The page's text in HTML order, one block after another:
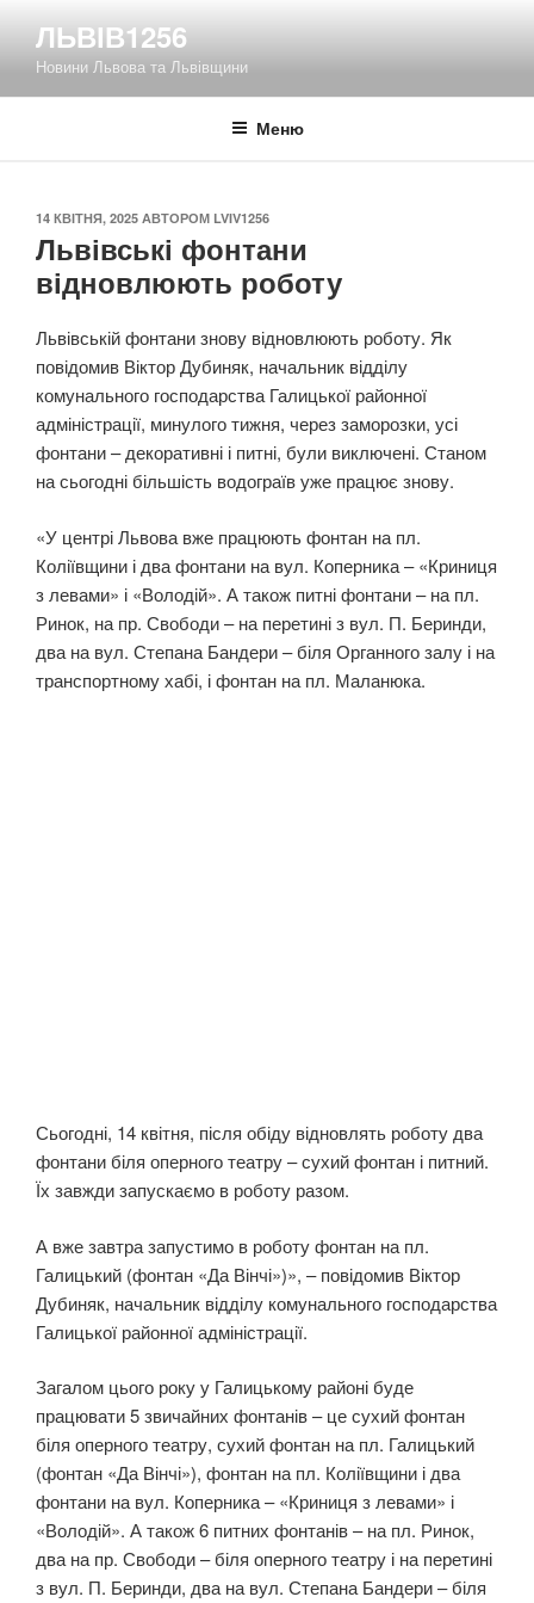
вмісту
ЛЬВІВ1256
Новини Львова та Львівщини
Меню
ОПУБЛІКОВАНО
14 КВІТНЯ, 2025 АВТОРОМ LVIV1256
Львівські фонтани
відновлюють роботу
Львівській фонтани знову відновлюють роботу. Як
повідомив Віктор Дубиняк, начальник відділу
комунального господарства Галицької районної
адміністрації, минулого тижня, через заморозки, усі
фонтани – декоративні і питні, були виключені. Станом
на сьогодні більшість водограїв уже працює знову.
«У центрі Львова вже працюють фонтан на пл.
Коліївщини і два фонтани на вул. Коперника – «Криниця
з левами» і «Володій». А також питні фонтани – на пл.
Ринок, на пр. Свободи – на перетині з вул. П. Беринди,
два на вул. Степана Бандери – біля Органного залу і на
транспортному хабі, і фонтан на пл. Маланюка.
Сьогодні, 14 квітня, після обіду відновлять роботу два
фонтани біля оперного театру – сухий фонтан і питний.
Їх завжди запускаємо в роботу разом.
А вже завтра запустимо в роботу фонтан на пл.
Галицький (фонтан «Да Вінчі»)», – повідомив Віктор
Дубиняк, начальник відділу комунального господарства
Галицької районної адміністрації.
Загалом цього року у Галицькому районі буде
працювати 5 звичайних фонтанів – це сухий фонтан
біля оперного театру, сухий фонтан на пл. Галицький
(фонтан «Да Вінчі»), фонтан на пл. Коліївщини і два
фонтани на вул. Коперника – «Криниця з левами» і
«Володій». А також 6 питних фонтанів – на пл. Ринок,
два на пр. Свободи – біля оперного театру і на перетині
з вул. П. Беринди, два на вул. Степана Бандери – біля